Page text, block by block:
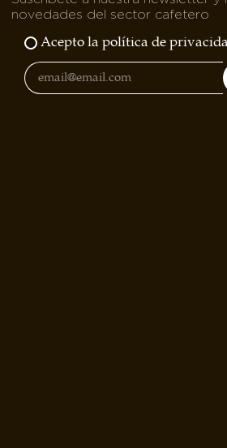
novedades del sector cafetero
Acepto la política de